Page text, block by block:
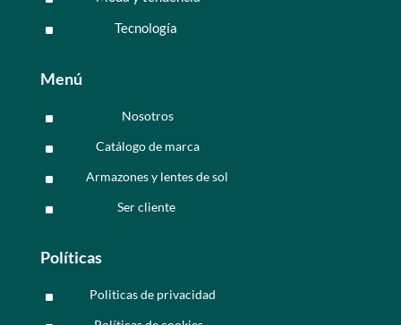
^ Tecnología
Menú
^ Nosotros
^ Catálogo de marca
^ Armazones y lentes de sol
^ Ser cliente
Políticas
^ Politicas de privacidad